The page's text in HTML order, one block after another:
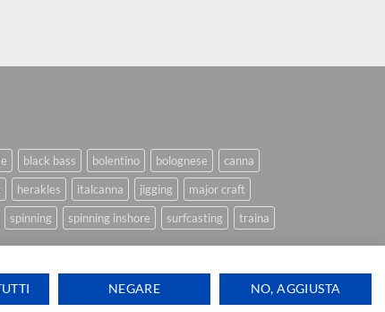
black bass bolentino bolognese
canna
herakles italcanna jigging
major craft
spinning spinning inshore surfcasting
traina
NEGARE NO, AGGIUSTA